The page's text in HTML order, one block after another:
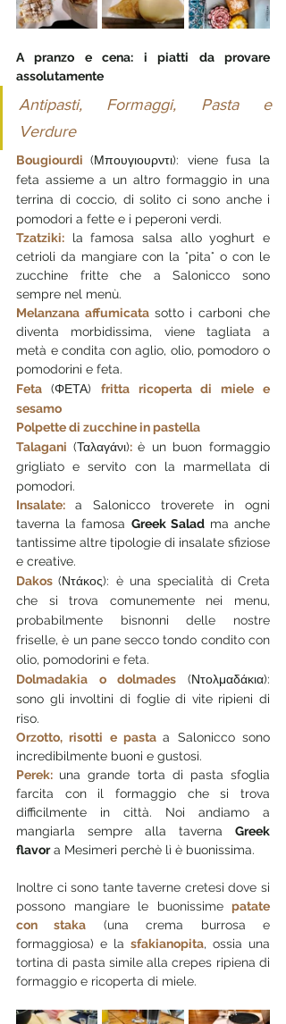
A pranzo e cena: i piatti da provare
assolutamente
Antipasti, Formaggi, Pasta e
Verdure
Bougiourdi (Μπουγιουρντι): viene fusa la
feta assieme a un altro formaggio in una
terrina di coccio, di solito ci sono anche i
pomodori a fette e i peperoni verdi.
Tzatziki: la famosa salsa allo yoghurt e
cetrioli da mangiare con la °pita° o con le
zucchine fritte che a Salonicco sono
sempre nel menù.
Melanzana affumicata sotto i carboni che
diventa morbidissima, viene tagliata a
metà e condita con aglio, olio, pomodoro o
pomodorini e feta.
Feta (ΦΕΤΑ) fritta ricoperta di miele
e
sesamo
Polpette di zucchine in pastella
Talagani (Ταλαγάνι): è un buon formaggio
grigliato e servito con la marmellata di
pomodori.
Insalate: a Salonicco troverete in ogni
taverna la famosa Greek Salad ma anche
tantissime altre tipologie di insalate sfiziose
e creative.
Dakos (Ντάκος): è una specialità di Creta
che si trova comunemente nei menu,
probabilmente bisnonni delle nostre
friselle, è un pane secco tondo condito con
olio, pomodorini e feta.
Dolmadakia o dolmades (Ντολμαδάκια):
sono gli involtini di foglie di vite ripieni di
riso.
Orzotto, risotti e pasta a Salonicco sono
incredibilmente buoni e gustosi.
Perek: una grande torta di pasta sfoglia
farcita con il formaggio che si trova
difficilmente in città. Noi andiamo a
mangiarla sempre alla taverna Greek
flavor a Mesimeri perchè lì è buonissima.
Inoltre ci sono tante taverne cretesi dove si
possono mangiare le buonissime patate
con staka (una crema burrosa e
formaggiosa) e la sfakianopita, ossia una
tortina di pasta simile alla crepes ripiena di
formaggio e ricoperta di miele.